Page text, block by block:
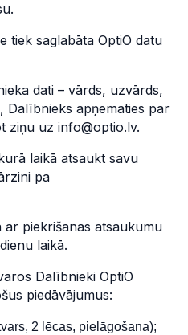
tiek saglabāta OptiO datu
dati – vārds, uzvārds,
Dalībnieks apņematies par
ziņu uz info@optio.lv.
laikā atsaukt savu
pa
ar piekrišanas atsaukumu
laikā.
Dalībnieki OptiO
piedāvājumus:
2 lēcas, pielāgošana);